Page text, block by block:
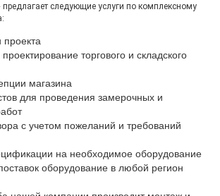
следующие услуги по комплексному
торгового и складского
магазина
для проведения замерочных и
с учетом пожеланий и требований
на необходимое оборудование
оборудование в любой регион